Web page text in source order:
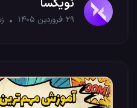
نویکسا
۲۹ فروردین ۱۴۰۵